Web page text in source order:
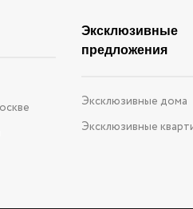
Эксклюзивные
предложения
Эксклюзивные дома
Эксклюзивные